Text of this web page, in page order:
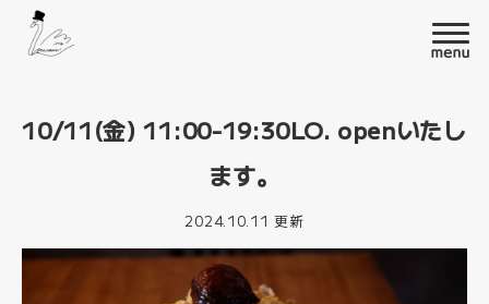
10/11(金) 11:00-19:30LO. openいたし
ます。
2024.10.11 更新